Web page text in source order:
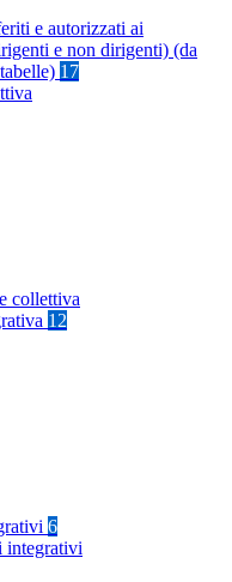
e autorizzati ai
e non dirigenti) (da
17
collettiva
12
6
integrativi